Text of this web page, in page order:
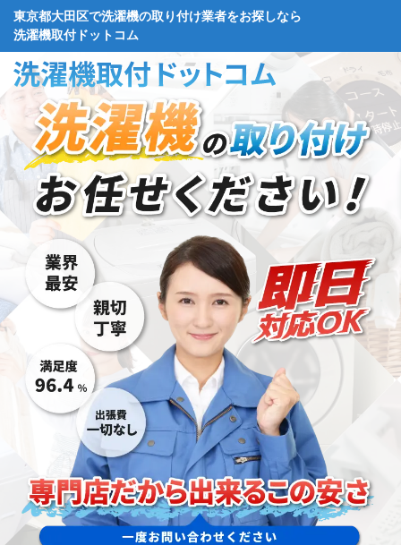
東京都大田区で洗濯機の取り付け業者をお探しなら
洗濯機取付ドットコム